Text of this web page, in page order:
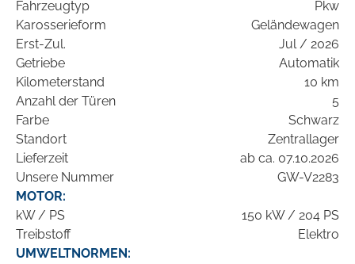
Fahrzeugtyp
Pkw
Karosserieform
Geländewagen
Erst-Zul.
Jul / 2026
Getriebe
Automatik
Kilometerstand
10 km
Anzahl der Türen
5
Farbe
Schwarz
Standort
Zentrallager
Lieferzeit
ab ca. 07.10.2026
Unsere Nummer
GW-V2283
MOTOR:
kW / PS
150 kW / 204 PS
Treibstoff
Elektro
UMWELTNORMEN: